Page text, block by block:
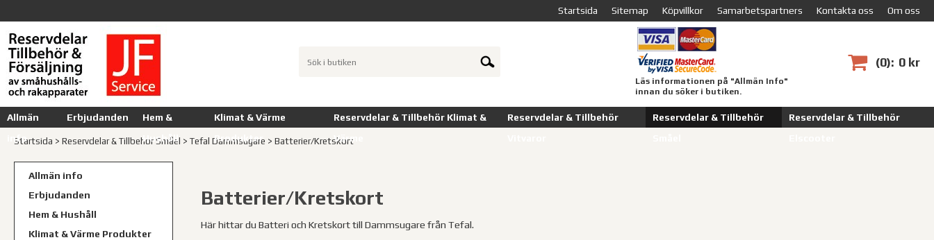
Startsida Sitemap Köpvillkor Samarbetspartners Kontakta oss Om oss
0 0 kr
Läs informationen på "Allmän Info"
innan du söker i butiken.
Allmän
info
Erbjudanden
Hem &
Hushåll
Klimat & Värme
Produkter
Reservdelar & Tillbehör Klimat &
Värme
Reservdelar & Tillbehör
Reservdelar & Tillbehör
Reservdelar & Tillbehör
Startsida > Reservdelar & Tillbehör Småel > Tefal Dammsugare > Batterier/Kretskort
Allmän info
Erbjudanden
Hem & Hushåll
Klimat & Värme Produkter
Batterier/Kretskort
Här hittar du Batteri och Kretskort till Dammsugare från Tefal.